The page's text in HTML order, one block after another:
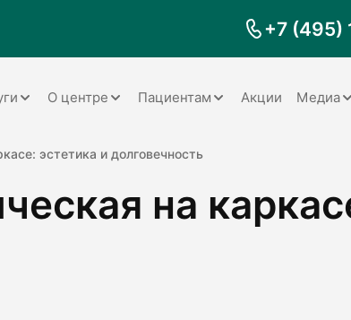
+7 (495)
Ортопедия
О центре
Документы
Пациентам
Заболевания
вычет
Акции Медиа
эстетика и долговечность
на